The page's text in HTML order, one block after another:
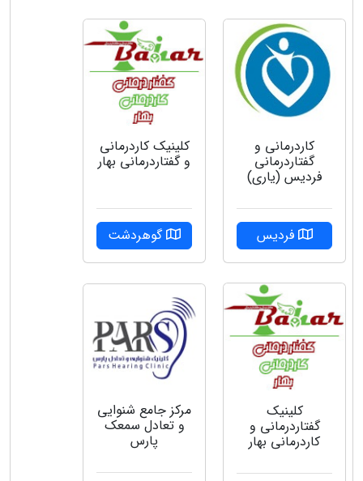
کاردرمانی و
گفتاردرمانی
فردیس (یاری)
فردیس
کلینیک کاردرمانی
و گفتاردرمانی بهار
گوهردشت
کلینیک
گفتاردرمانی و
کاردرمانی بهار
مرکز جامع شنوایی
و تعادل سمعک
پارس